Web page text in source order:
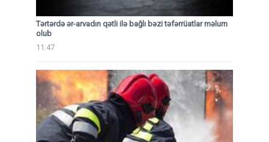
Tərtərdə ər-arvadın qətli ilə bağlı bəzi təfərrüatlar məlum
olub
11:47